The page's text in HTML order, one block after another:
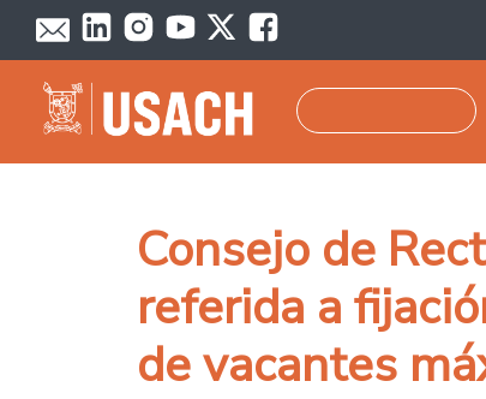
Pasar al contenido principal
Consejo de
referida a
de vacantes